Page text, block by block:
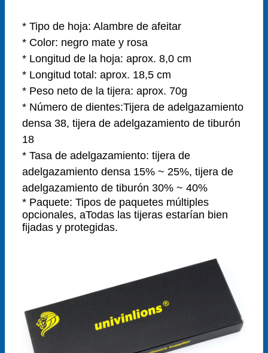
* Tipo de hoja: Alambre de afeitar
* Color: negro mate y rosa
* Longitud de la hoja: aprox. 8,0 cm
* Longitud total: aprox. 18,5 cm
* Peso neto de la tijera: aprox. 70g
* Número de dientes:Tijera de adelgazamiento
densa 38, tijera de adelgazamiento de tiburón
18
* Tasa de adelgazamiento: tijera de
adelgazamiento densa 15% ~ 25%, tijera de
adelgazamiento de tiburón 30% ~ 40%
* Paquete: Tipos de paquetes múltiples
opcionales, aTodas las tijeras estarían bien
fijadas y protegidas.